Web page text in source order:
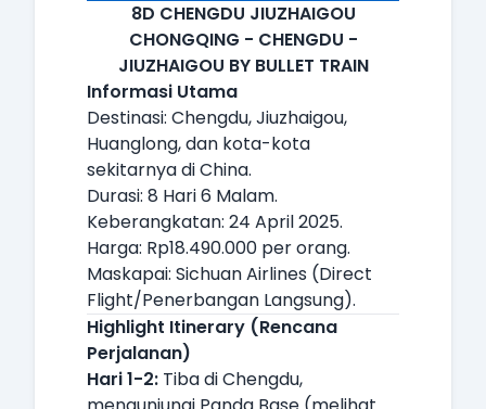
8D CHENGDU JIUZHAIGOU
CHONGQING - CHENGDU -
JIUZHAIGOU BY BULLET TRAIN
Informasi Utama
Destinasi: Chengdu, Jiuzhaigou,
Huanglong, dan kota-kota
sekitarnya di China.
Durasi: 8 Hari 6 Malam.
Keberangkatan: 24 April 2025.
Harga: Rp18.490.000 per orang.
Maskapai: Sichuan Airlines (Direct
Flight/Penerbangan Langsung).
Highlight Itinerary (Rencana
Perjalanan)
Hari 1-2: Tiba di Chengdu,